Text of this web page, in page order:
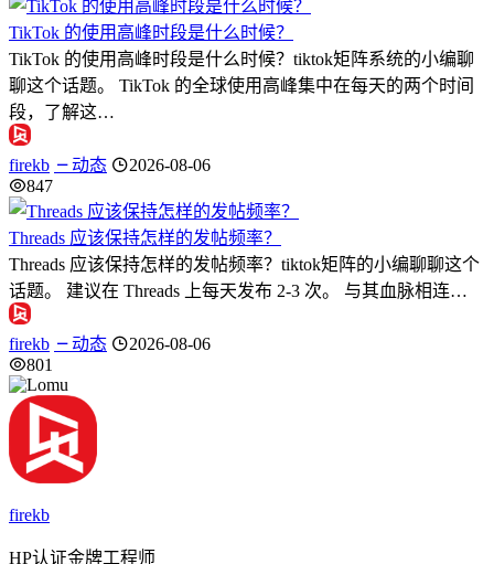
TikTok 的使用高峰时段是什么时候？
TikTok 的使用高峰时段是什么时候？tiktok矩阵系统的小编聊
聊这个话题。 TikTok 的全球使用高峰集中在每天的两个时间
段，了解这…
firekb 动态
2026-08-06
847
Threads 应该保持怎样的发帖频率？
Threads 应该保持怎样的发帖频率？tiktok矩阵的小编聊聊这个
话题。 建议在 Threads 上每天发布 2-3 次。 与其血脉相连…
firekb 动态
2026-08-06
801
firekb
HP认证金牌工程师